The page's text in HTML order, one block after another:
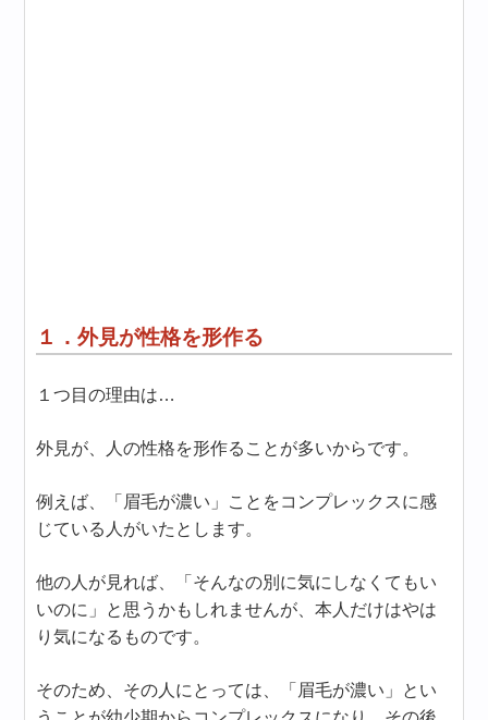
１．外見が性格を形作る
１つ目の理由は…
外見が、人の性格を形作ることが多いからです。
例えば、「眉毛が濃い」ことをコンプレックスに感
じている人がいたとします。
他の人が見れば、「そんなの別に気にしなくてもい
いのに」と思うかもしれませんが、本人だけはやは
り気になるものです。
そのため、その人にとっては、「眉毛が濃い」とい